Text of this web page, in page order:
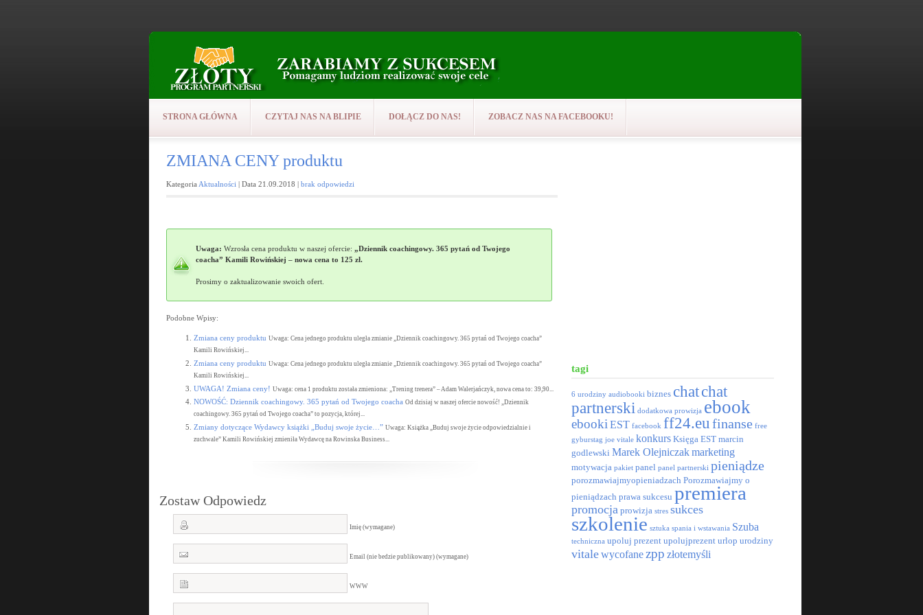
STRONA GŁÓWNA CZYTAJ NAS NA BLIPIE DOŁĄCZ DO NAS! ZOBACZ NAS NA FACEBOOKU!
ZMIANA CENY produktu
Kategoria Aktualności | Data 21.09.2018 | brak odpowiedzi
Uwaga: Wzrosła cena produktu w naszej ofercie: „Dziennik coachingowy. 365 pytań od Twojego
coacha” Kamili Rowińskiej – nowa cena to 125 zł.
Prosimy o zaktualizowanie swoich ofert.
Podobne Wpisy:
Zmiana ceny produktu Uwaga: Cena jednego produktu uległa zmianie „Dziennik coachingowy. 365 pytań od Twojego coacha”
Kamili Rowińskiej...
Zmiana ceny produktu Uwaga: Cena jednego produktu uległa zmianie „Dziennik coachingowy. 365 pytań od Twojego coacha”
Kamili Rowińskiej...
UWAGA! Zmiana ceny! Uwaga: cena 1 produktu została zmieniona: „Trening trenera” – Adam Walerjańczyk, nowa cena to: 39,90...
NOWOŚĆ: Dziennik coachingowy. 365 pytań od Twojego coacha Od dzisiaj w naszej ofercie nowość! „Dziennik
coachingowy. 365 pytań od Twojego coacha” to pozycja, której...
Zmiany dotyczące Wydawcy książki „Buduj swoje życie…” Uwaga: Książka „Buduj swoje życie odpowiedzialnie i
zuchwale” Kamili Rowińskiej zmieniła Wydawcę na Rowinska Business...
Zostaw Odpowiedz
Imię (wymagane)
Email (nie bedzie publikowany) (wymagane)
WWW
tagi
6 urodziny audiobooki biznes chatchat
partnerski dodatkowa prowizja ebook
ebooki EST facebook ff24.eufinanse free
gyburstag joe vitale konkurs Księga EST marcin
godlewski Marek Olejniczakmarketing
motywacja pakiet panel panel partnerski pieniądze
porozmawiajmyopieniadzach Porozmawiajmy o
pieniądzach prawa sukcesu premiera
promocja prowizja stres sukces
szkolenie sztuka spania i wstawania Szuba
techniczna upoluj prezent upolujprezent urlop urodziny
vitalewycofanezpp złotemyśli